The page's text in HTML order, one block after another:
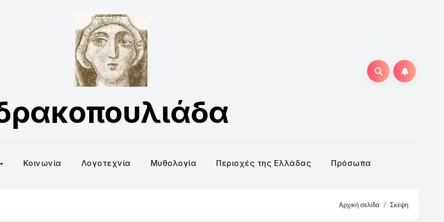
Κοινωνία Λογοτεχνία Μυθολογία Περιοχές της Ελλάδας Πρόσωπα
Αρχική σελίδα Σκέψη